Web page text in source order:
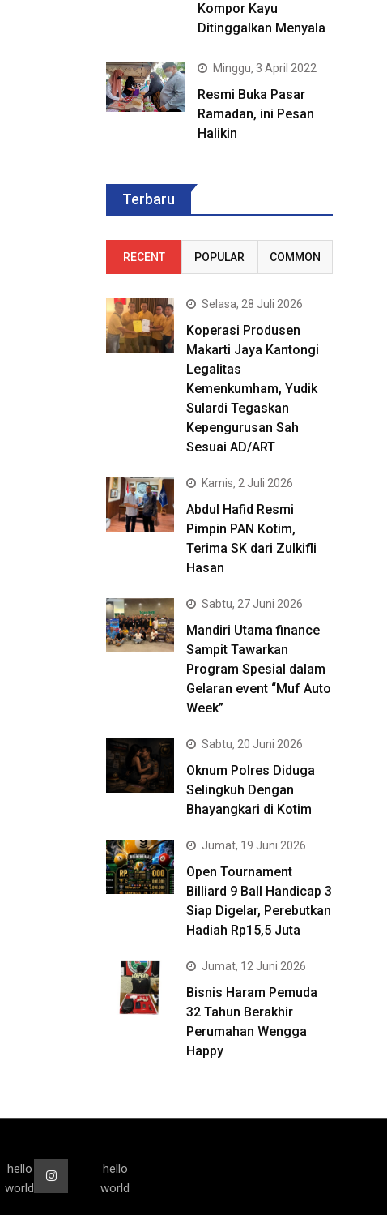
Kompor Kayu
Ditinggalkan Menyala
Minggu, 3 April 2022
Resmi Buka Pasar
Ramadan, ini Pesan
Halikin
Terbaru
RECENT POPULAR COMMON
Selasa, 28 Juli 2026
Koperasi Produsen
Makarti Jaya Kantongi
Legalitas
Kemenkumham, Yudik
Sulardi Tegaskan
Kepengurusan Sah
Sesuai AD/ART
Kamis, 2 Juli 2026
Abdul Hafid Resmi
Pimpin PAN Kotim,
Terima SK dari Zulkifli
Hasan
Sabtu, 27 Juni 2026
Mandiri Utama finance
Sampit Tawarkan
Program Spesial dalam
Gelaran event “Muf Auto
Week”
Sabtu, 20 Juni 2026
Oknum Polres Diduga
Selingkuh Dengan
Bhayangkari di Kotim
Jumat, 19 Juni 2026
Open Tournament
Billiard 9 Ball Handicap 3
Siap Digelar, Perebutkan
Hadiah Rp15,5 Juta
Jumat, 12 Juni 2026
Bisnis Haram Pemuda
32 Tahun Berakhir
Perumahan Wengga
Happy
hello
world
hello
world